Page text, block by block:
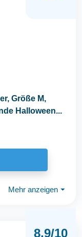
Größe M,
Halloween...
Mehr anzeigen ⏷
8,9/10